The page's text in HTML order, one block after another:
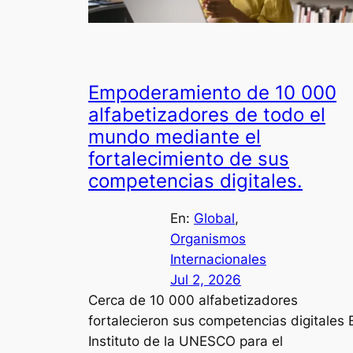
Empoderamiento de 10 000
alfabetizadores de todo el
mundo mediante el
fortalecimiento de sus
competencias digitales.
En: Global
Organismos
Internacionales
Jul 2, 2026
Cerca de 10 000 alfabetizadores
fortalecieron sus competencias digitales
Instituto de la UNESCO para el